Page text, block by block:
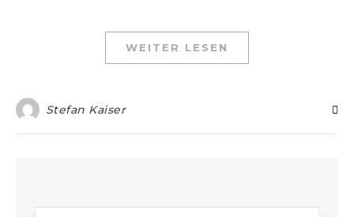
WEITER LESEN
Stefan Kaiser